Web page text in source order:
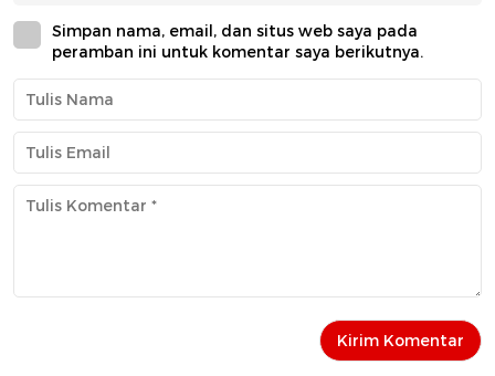
Simpan nama, email, dan situs web saya pada
peramban ini untuk komentar saya berikutnya.